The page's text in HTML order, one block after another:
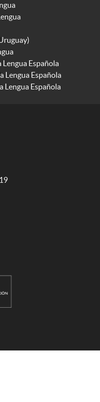
Española
Lengua Española
Lengua Española